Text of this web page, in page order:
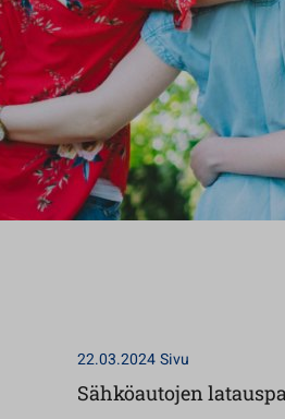
22.03.2024Sivu
Sähköautojen